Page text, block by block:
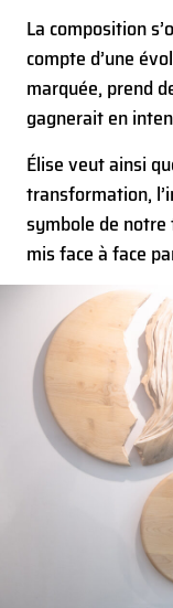
La composition
compte d’une
marquée, prend
gagnerait en
Élise veut ainsi
transformation,
symbole de
mis face à face